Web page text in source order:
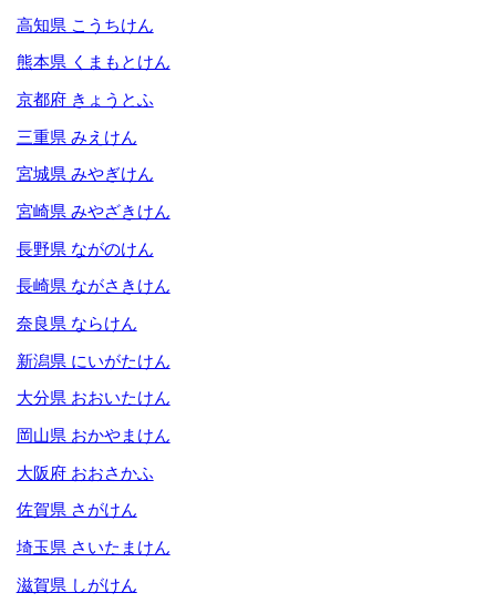
高知県 こうちけん
熊本県 くまもとけん
京都府 きょうとふ
三重県 みえけん
宮城県 みやぎけん
宮崎県 みやざきけん
長野県 ながのけん
長崎県 ながさきけん
奈良県 ならけん
新潟県 にいがたけん
大分県 おおいたけん
岡山県 おかやまけん
大阪府 おおさかふ
佐賀県 さがけん
埼玉県 さいたまけん
滋賀県 しがけん